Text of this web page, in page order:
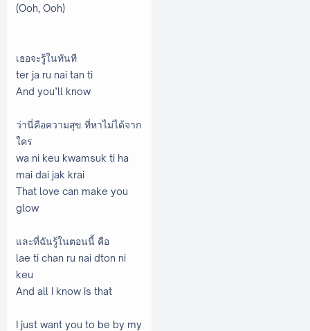
(Ooh, Ooh)
เธอจะรู้ในทันที
ter ja ru nai tan ti
And you’ll know
ว่านี่คือความสุข ที่หาไม่ได้จาก
ใคร
wa ni keu kwamsuk ti ha
mai dai jak krai
That love can make you
glow
และที่ฉันรู้ในตอนนี้ คือ
lae ti chan ru nai dton ni
keu
And all I know is that
I just want you to be by my